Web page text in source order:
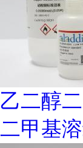
乙二醇
二甲基